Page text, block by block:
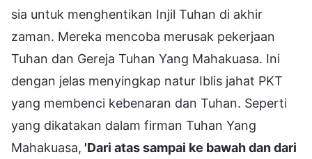
sia untuk menghentikan Injil Tuhan di akhir
zaman. Mereka mencoba merusak pekerjaan
Tuhan dan Gereja Tuhan Yang Mahakuasa. Ini
dengan jelas menyingkap natur Iblis jahat PKT
yang membenci kebenaran dan Tuhan. Seperti
yang dikatakan dalam firman Tuhan Yang
Mahakuasa, 'Dari atas sampai ke bawah dan dari